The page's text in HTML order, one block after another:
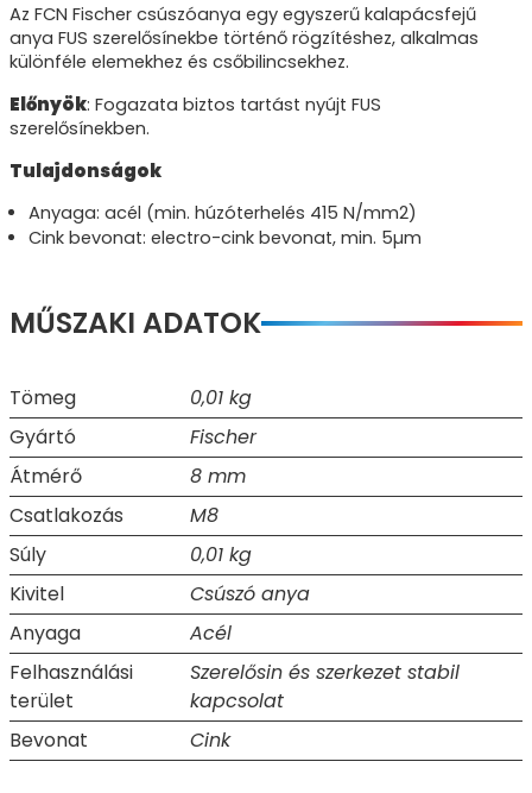
Az FCN Fischer csúszóanya egy egyszerű kalapácsfejű
anya FUS szerelősínekbe történő rögzítéshez, alkalmas
különféle elemekhez és csőbilincsekhez.
Előnyök: Fogazata biztos tartást nyújt FUS
szerelősínekben.
Tulajdonságok
Anyaga: acél (min. húzóterhelés 415 N/mm2)
Cink bevonat: electro-cink bevonat, min. 5µm
MŰSZAKI ADATOK
Tömeg
0,01 kg
Gyártó
Fischer
Átmérő
8 mm
Csatlakozás
M8
Súly
0,01 kg
Kivitel
Csúszó anya
Anyaga
Acél
Felhasználási
terület
Szerelősin és szerkezet stabil
kapcsolat
Bevonat
Cink